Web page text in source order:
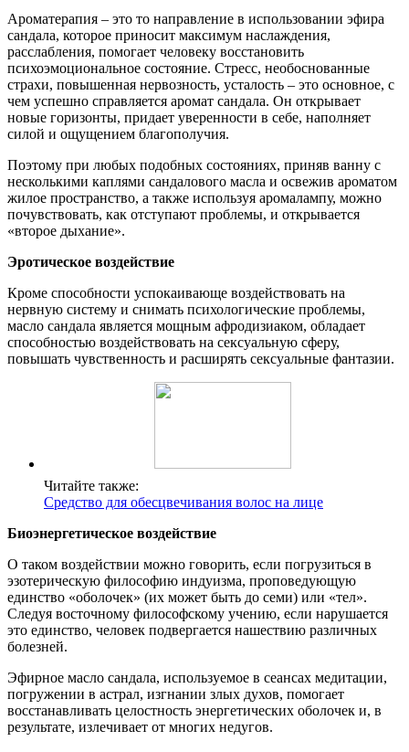
Ароматерапия – это то направление в использовании эфира
сандала, которое приносит максимум наслаждения,
расслабления, помогает человеку восстановить
психоэмоциональное состояние. Стресс, необоснованные
страхи, повышенная нервозность, усталость – это основное, с
чем успешно справляется аромат сандала. Он открывает
новые горизонты, придает уверенности в себе, наполняет
силой и ощущением благополучия.
Поэтому при любых подобных состояниях, приняв ванну с
несколькими каплями сандалового масла и освежив ароматом
жилое пространство, а также используя аромалампу, можно
почувствовать, как отступают проблемы, и открывается
«второе дыхание».
Эротическое воздействие
Кроме способности успокаивающе воздействовать на
нервную систему и снимать психологические проблемы,
масло сандала является мощным афродизиаком, обладает
способностью воздействовать на сексуальную сферу,
повышать чувственность и расширять сексуальные фантазии.
Читайте также:
Средство для обесцвечивания волос на лице
Биоэнергетическое воздействие
О таком воздействии можно говорить, если погрузиться в
эзотерическую философию индуизма, проповедующую
единство «оболочек» (их может быть до семи) или «тел».
Следуя восточному философскому учению, если нарушается
это единство, человек подвергается нашествию различных
болезней.
Эфирное масло сандала, используемое в сеансах медитации,
погружении в астрал, изгнании злых духов, помогает
восстанавливать целостность энергетических оболочек и, в
результате, излечивает от многих недугов.